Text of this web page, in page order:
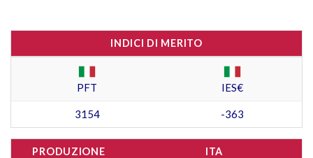
INDICI DI MERITO
PFT IES€
3154 -363
PRODUZIONE ITA